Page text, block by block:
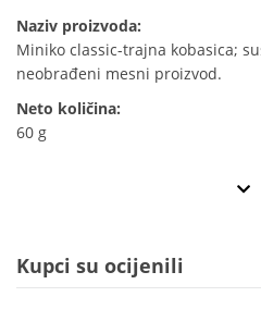
Naziv proizvoda:
Miniko classic-trajna kobasica;
neobrađeni mesni proizvod.
Neto količina:
60 g
Kupci su ocijenili